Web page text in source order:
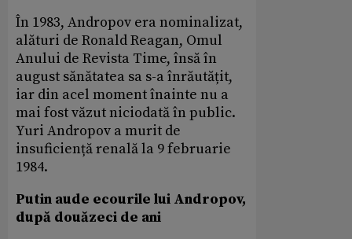
În 1983, Andropov era nominalizat,
alături de Ronald Reagan, Omul
Anului de Revista Time, însă în
august sănătatea sa s-a înrăutățit,
iar din acel moment înainte nu a
mai fost văzut niciodată în public.
Yuri Andropov a murit de
insuficiență renală la 9 februarie
1984.
Putin aude ecourile lui Andropov,
după douăzeci de ani